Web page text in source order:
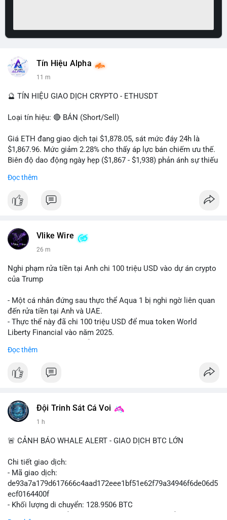
Tín Hiệu Alpha
11 m
🔮 TÍN HIỆU GIAO DỊCH CRYPTO - ETHUSDT
Loại tín hiệu: 🔴 BÁN (Short/Sell)
Giá ETH đang giao dịch tại $1,878.05, sát mức đáy 24h là
$1,867.96. Mức giảm 2.28% cho thấy áp lực bán chiếm ưu thế.
Biên độ dao động ngày hẹp ($1,867 - $1,938) phản ánh sự thiếu
dòng tiền đang rút khỏi thị trường, xác nhận xu hướng giảm
- Take Profit: TP1: $1,850, TP2: $1,820
- Stop Loss: $1,915
Quản trị rủi ro: Chỉ sử dụng 2-3% tài khoản cho lệnh này và
tuân thủ tuyệt đối mức cắt lỗ để bảo vệ vốn.
#shorteth #ethusdt #bearisheth #vung1880 #quantriruiro
Đọc thêm
Vlike Wire
26 m
Nghi phạm rửa tiền tại Anh chi 100 triệu USD vào dự án crypto
của Trump
- Một cá nhân đứng sau thực thể Aqua 1 bị nghi ngờ liên quan
đến rửa tiền tại Anh và UAE.
- Thực thể này đã chi 100 triệu USD để mua token World
Liberty Financial vào năm 2025.
#vlikevn #titanbot
Đọc thêm
Đội Trinh Sát Cá Voi
1 h
🚨 CẢNH BÁO WHALE ALERT - GIAO DỊCH BTC LỚN
Chi tiết giao dịch:
- Mã giao dịch:
de93a7a179d617666c4aad172eee1bf51e62f79a34946f6de06d5
ecf0164400f
- Khối lượng di chuyển: 128.9506 BTC